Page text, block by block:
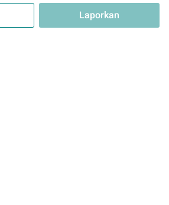
Laporkan